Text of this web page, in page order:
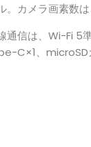
。カメラ画素数
通信は、Wi-Fi 5
C×1、microSD